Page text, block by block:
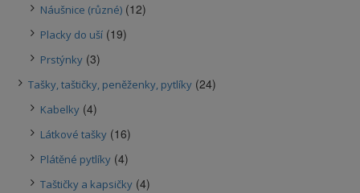
Náušnice (různé) (12)
Placky do uší (19)
Prstýnky (3)
Tašky, taštičky, peněženky, pytlíky (24)
Kabelky (4)
Látkové tašky (16)
Plátěné pytlíky (4)
Taštičky a kapsičky (4)